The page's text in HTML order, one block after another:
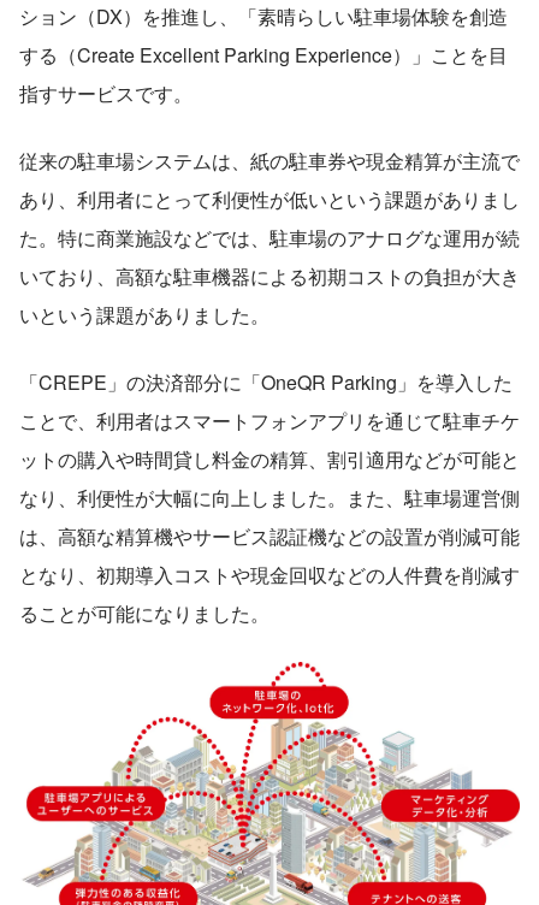
ション（DX）を推進し、「素晴らしい駐車場体験を創造
する（Create Excellent Parking Experience）」ことを目
指すサービスです。
従来の駐車場システムは、紙の駐車券や現金精算が主流で
あり、利用者にとって利便性が低いという課題がありまし
た。特に商業施設などでは、駐車場のアナログな運用が続
いており、高額な駐車機器による初期コストの負担が大き
いという課題がありました。
「CREPE」の決済部分に「OneQR Parking」を導入した
ことで、利用者はスマートフォンアプリを通じて駐車チケ
ットの購入や時間貸し料金の精算、割引適用などが可能と
なり、利便性が大幅に向上しました。また、駐車場運営側
は、高額な精算機やサービス認証機などの設置が削減可能
となり、初期導入コストや現金回収などの人件費を削減す
ることが可能になりました。